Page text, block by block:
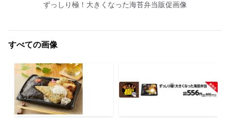
ずっしり極！大きくなった海苔弁当販促画像
すべての画像